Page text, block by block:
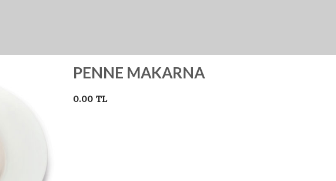
PENNE MAKARNA
0.00 TL